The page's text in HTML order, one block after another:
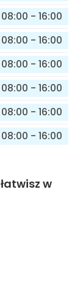
08:00 - 16:00
08:00 - 16:00
08:00 - 16:00
08:00 - 16:00
08:00 - 16:00
08:00 - 16:00
w